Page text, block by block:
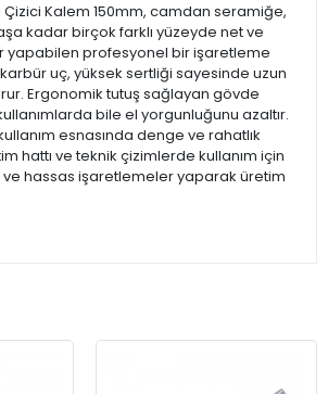
Kalem 150mm, camdan seramiğe,
kadar birçok farklı yüzeyde net ve
yapabilen profesyonel bir işaretleme
karbür uç, yüksek sertliği sayesinde uzun
Ergonomik tutuş sağlayan gövde
bile el yorgunluğunu azaltır.
esnasında denge ve rahatlık
hattı ve teknik çizimlerde kullanım için
ve hassas işaretlemeler yaparak üretim